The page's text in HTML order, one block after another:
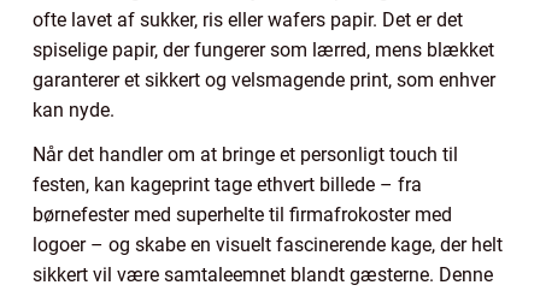
ofte lavet af sukker, ris eller wafers papir. Det er det
spiselige papir, der fungerer som lærred, mens blækket
garanterer et sikkert og velsmagende print, som enhver
kan nyde.
Når det handler om at bringe et personligt touch til
festen, kan kageprint tage ethvert billede – fra
børnefester med superhelte til firmafrokoster med
logoer – og skabe en visuelt fascinerende kage, der helt
sikkert vil være samtaleemnet blandt gæsterne. Denne